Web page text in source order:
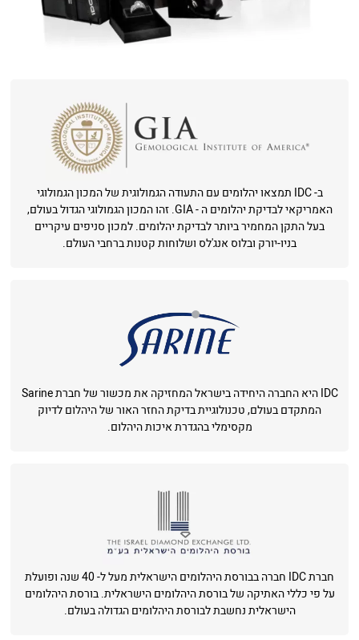
ב- IDC תמצאו יהלומים עם התעודה הגמולוגית של המכון הגמולוגי
האמריקאי לבדיקת יהלומים ה - GIA. זהו המכון הגמולוגי הגדול בעולם,
בעל התקן המחמיר ביותר לבדיקת יהלומים. למכון סניפים עיקריים
בניו-יורק ובלוס אנג'לס ושלוחות קטנות ברחבי העולם.
IDC היא החברה היחידה בישראל המחזיקה את מכשור של חברת Sarine
המתקדם בעולם, טכנולוגיית בדיקת החזר האור של היהלום לדיוק
מקסימלי בהגדרת איכות היהלום.
חברת IDC חברה בבורסת היהלומים הישראלית מעל ל- 40 שנה ופועלת
על פי כללי האתיקה של בורסת היהלומים הישראלית. בורסת היהלומים
הישראלית נחשבת לבורסת היהלומים הגדולה בעולם.